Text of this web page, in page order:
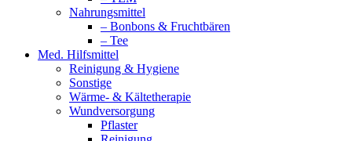
Nahrungsmittel
– Bonbons & Fruchtbären
– Tee
Med. Hilfsmittel
Reinigung & Hygiene
Sonstige
Wärme- & Kältetherapie
Wundversorgung
Pflaster